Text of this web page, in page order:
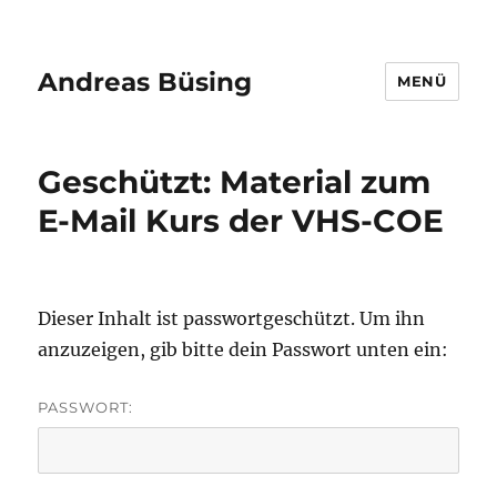
Andreas Büsing MENÜ
Geschützt: Material zum
E-Mail Kurs der VHS-COE
Dieser Inhalt ist passwortgeschützt. Um ihn
anzuzeigen, gib bitte dein Passwort unten ein:
PASSWORT: